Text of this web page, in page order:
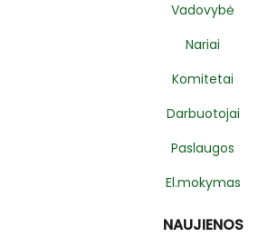
Vadovybė
Nariai
Komitetai
Darbuotojai
Paslaugos
El.mokymas
NAUJIENOS